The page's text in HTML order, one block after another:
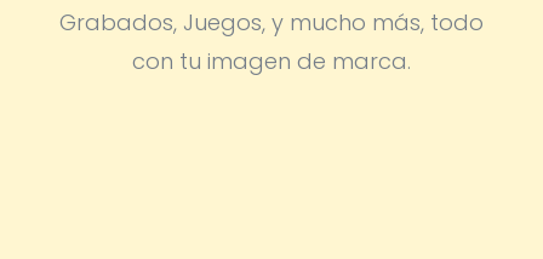
Grabados, Juegos, y mucho más, todo
con tu imagen de marca.